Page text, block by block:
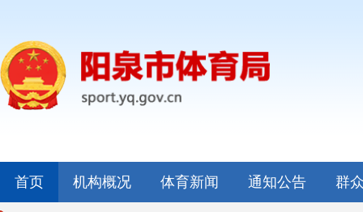
首页 机构概况 体育新闻 通知公告 群